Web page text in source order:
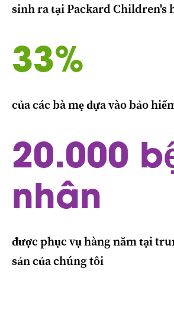
sinh ra tại Packard Children's
33%
của các bà mẹ dựa vào bảo
20.000
nhân
được phục vụ hàng năm tại
sản của chúng tôi